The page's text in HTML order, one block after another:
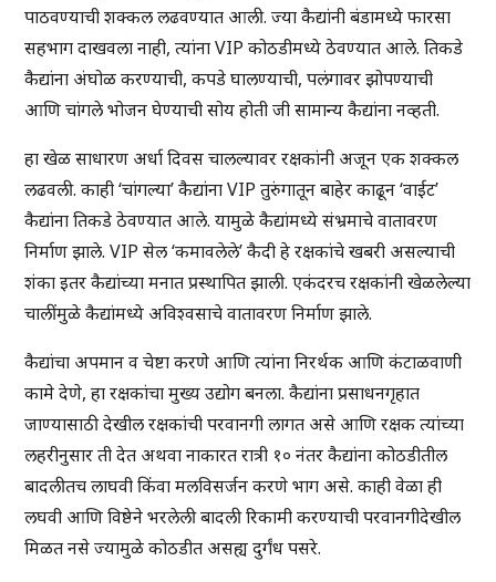
पाठवण्याची शक्कल लढवण्यात आली. ज्या कैद्यांनी बंडामध्ये फारसा
सहभाग दाखवला नाही, त्यांना VIP कोठडीमध्ये ठेवण्यात आले. तिकडे
कैद्यांना अंघोळ करण्याची, कपडे घालण्याची, पलंगावर झोपण्याची
आणि चांगले भोजन घेण्याची सोय होती जी सामान्य कैद्यांना नव्हती.
हा खेळ साधारण अर्धा दिवस चालल्यावर रक्षकांनी अजून एक शक्कल
लढवली. काही ‘चांगल्या’ कैद्यांना VIP तुरुंगातून बाहेर काढून ‘वाईट’
कैद्यांना तिकडे ठेवण्यात आले. यामुळे कैद्यांमध्ये संभ्रमाचे वातावरण
निर्माण झाले. VIP सेल ‘कमावलेले’ कैदी हे रक्षकांचे खबरी असल्याची
शंका इतर कैद्यांच्या मनात प्रस्थापित झाली. एकंदरच रक्षकांनी खेळलेल्या
चालींमुळे कैद्यांमध्ये अविश्वसाचे वातावरण निर्माण झाले.
कैद्यांचा अपमान व चेष्टा करणे आणि त्यांना निरर्थक आणि कंटाळवाणी
कामे देणे, हा रक्षकांचा मुख्य उद्योग बनला. कैद्यांना प्रसाधनगृहात
जाण्यासाठी देखील रक्षकांची परवानगी लागत असे आणि रक्षक त्यांच्या
लहरीनुसार ती देत अथवा नाकारत रात्री १० नंतर कैद्यांना कोठडीतील
बादलीतच लाघवी किंवा मलविसर्जन करणे भाग असे. काही वेळा ही
लघवी आणि विष्ठेने भरलेली बादली रिकामी करण्याची परवानगीदेखील
मिळत नसे ज्यामुळे कोठडीत असह्य दुर्गंध पसरे.